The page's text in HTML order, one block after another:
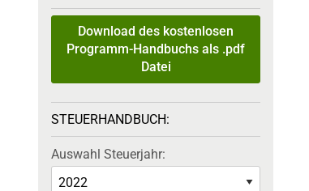
Download des kostenlosen
Programm-Handbuchs als .pdf
Datei
STEUERHANDBUCH:
Auswahl Steuerjahr: